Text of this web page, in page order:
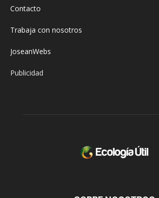
Contacto
Trabaja con nosotros
JoseanWebs
Publicidad